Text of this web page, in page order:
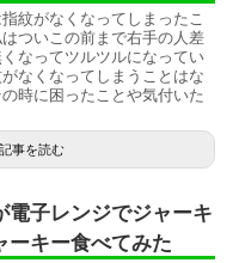
紋がなくなってしまったこ
ついこの前まで右手の人差
なってツルツルになってい
なくなってしまうことはな
時に困ったことや気付いた
記事を読む
電子レンジでジャーキ
キー食べてみた